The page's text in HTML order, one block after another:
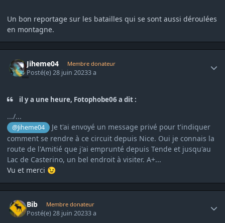
Un bon reportage sur les batailles qui se sont aussi déroulées
en montagne.
Jiheme04 Membre donateur
Posté(e)28 juin 20233 a
il y a une heure, Fotophobe06 a dit :
.../...
@Jiheme04
Je t'ai envoyé un message privé pour t'indiquer
comment se rendre à ce circuit depuis Nice. Oui je connais la
route de l'Amitié que j'ai emprunté depuis Tende et jusqu'au
Lac de Casterino, un bel endroit à visiter. A+...
Vu et merci 😉
Bib Membre donateur
Posté(e)28 juin 20233 a